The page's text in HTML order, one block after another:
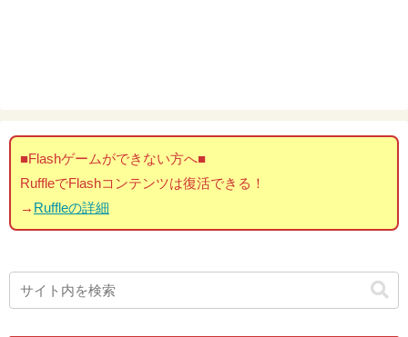
■Flashゲームができない方へ■
RuffleでFlashコンテンツは復活できる！
→ Ruffleの詳細